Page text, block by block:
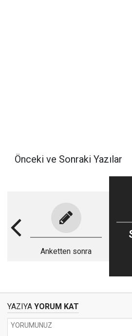
Önceki ve Sonraki Yazılar
Anketten sonra
YAZIYA YORUM KAT